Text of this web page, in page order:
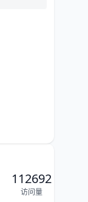
112692
访问量